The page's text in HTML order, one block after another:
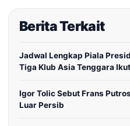
Berita Terkait
Jadwal Lengkap Piala
Tiga Klub Asia Tenggara
Igor Tolic Sebut Frans
Luar Persib